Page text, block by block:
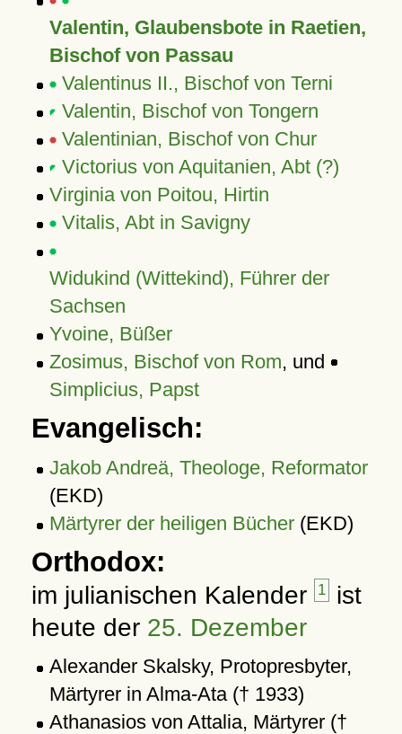
Valentin, Glaubensbote in Raetien,
Bischof von Passau
Valentinus II., Bischof von Terni
Valentin, Bischof von Tongern
Valentinian, Bischof von Chur
Victorius von Aquitanien, Abt (?)
Virginia von Poitou, Hirtin
Vitalis, Abt in Savigny
Widukind (Wittekind), Führer der
Sachsen
Yvoine, Büßer
Zosimus, Bischof von Rom, und
Simplicius, Papst
Evangelisch:
Jakob Andreä, Theologe, Reformator
(EKD)
Märtyrer der heiligen Bücher(EKD)
Orthodox:
im julianischen Kalender 1 ist
heute der 25. Dezember
Alexander Skalsky, Protopresbyter,
Märtyrer in Alma-Ata († 1933)
Athanasios von Attalia, Märtyrer (†